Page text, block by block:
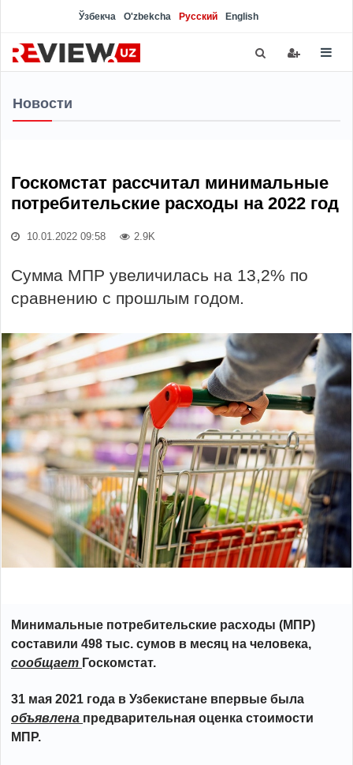
Ўзбекча O'zbekcha Русский English
Новости
Госкомстат рассчитал минимальные
потребительские расходы на 2022 год
10.01.2022 09:58 2.9K
Сумма МПР увеличилась на 13,2% по
сравнению с прошлым годом.
Минимальные потребительские расходы (МПР)
составили 498 тыс. сумов в месяц на человека,
сообщает Госкомстат.
31 мая 2021 года в Узбекистане впервые была
объявлена предварительная оценка стоимости
МПР.